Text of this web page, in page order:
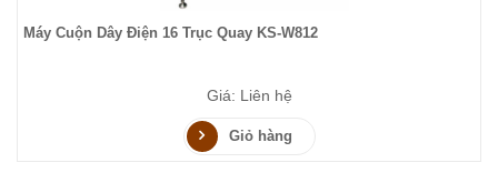
Máy Cuộn Dây Điện 16 Trục Quay KS-W812
Giá: Liên hệ
Giỏ hàng